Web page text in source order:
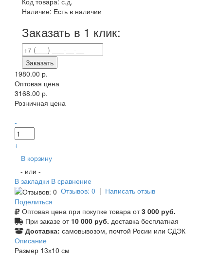
Наличие: Есть в наличии
Заказать в 1 клик:
Заказать
1980.00 р.
Оптовая цена
3168.00 р.
Розничная цена
-
+
В корзину
- или -
В закладки В сравнение
Отзывов: 0 | Написать отзыв
Поделиться
Оптовая цена при покупке товара от3 000 руб.
При заказе от 10 000 руб. доставка бесплатная
Доставка: самовывозом, почтой Росии или СДЭК
Описание
Размер 13х10 см